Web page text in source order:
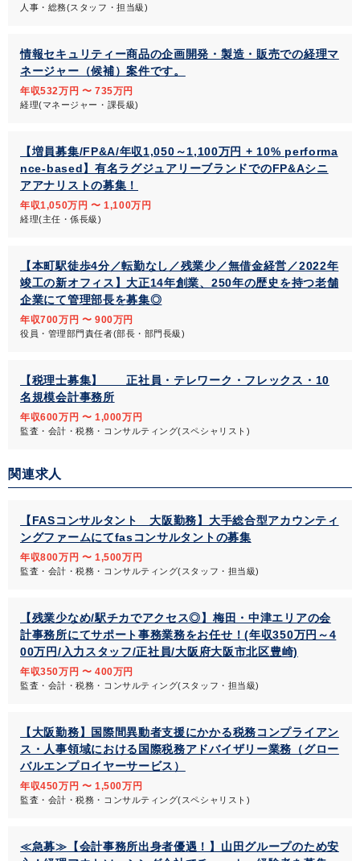
人事・総務(スタッフ・担当級)
情報セキュリティー商品の企画開発・製造・販売での経理マ
ネージャー（候補）案件です。
年収532万円 〜 735万円
経理(マネージャー・課長級)
【増員募集/FP&A/年収1,050～1,100万円 + 10% performa
nce-based】有名ラグジュアリーブランドでのFP&Aシニ
アアナリストの募集！
年収1,050万円 〜 1,100万円
経理(主任・係長級)
【本町駅徒歩4分／転勤なし／残業少／無借金経営／2022年
竣工の新オフィス】大正14年創業、250年の歴史を持つ老舗
企業にて管理部長を募集◎
年収700万円 〜 900万円
役員・管理部門責任者(部長・部門長級)
【税理士募集】 正社員・テレワーク・フレックス・10
名規模会計事務所
年収600万円 〜 1,000万円
監査・会計・税務・コンサルティング(スペシャリスト)
関連求人
【FASコンサルタント 大阪勤務】大手総合型アカウンティ
ングファームにてfasコンサルタントの募集
年収800万円 〜 1,500万円
監査・会計・税務・コンサルティング(スタッフ・担当級)
【残業少なめ/駅チカでアクセス◎】梅田・中津エリアの会
計事務所にてサポート事務業務をお任せ！(年収350万円～4
00万円/入力スタッフ/正社員/大阪府大阪市北区豊崎)
年収350万円 〜 400万円
監査・会計・税務・コンサルティング(スタッフ・担当級)
【大阪勤務】国際間異動者支援にかかる税務コンプライアン
ス・人事領域における国際税務アドバイザリー業務（グロー
バルエンプロイヤーサービス）
年収450万円 〜 1,500万円
監査・会計・税務・コンサルティング(スペシャリスト)
≪急募≫【会計事務所出身者優遇！】山田グループのため安